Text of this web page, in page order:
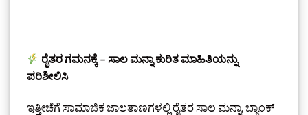
ರೈತರ ಗಮನಕ್ಕೆ – ಸಾಲ ಮನ್ನಾ ಕುರಿತ ಮಾಹಿತಿಯನ್ನು
ಪರಿಶೀಲಿಸಿ
ಇತ್ತೀಚೆಗೆ ಸಾಮಾಜಿಕ ಜಾಲತಾಣಗಳಲ್ಲಿ ರೈತರ ಸಾಲ ಮನ್ನಾ, ಬ್ಯಾಂಕ್